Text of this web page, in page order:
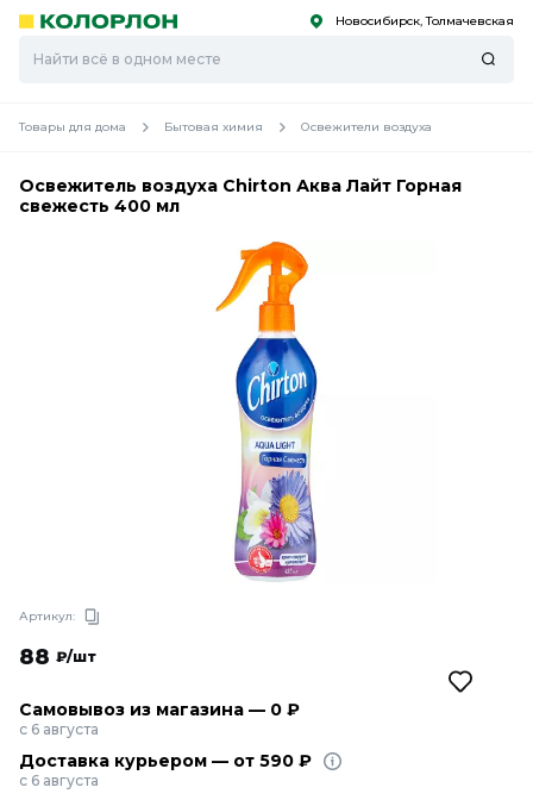
Скоро
Скоро Новосибирск, Толмачевская
Товары для дома Бытовая химия Освежители воздуха
Освежитель воздуха Chirton Аква Лайт Горная
свежесть 400 мл
Артикул:
88 ₽/шт
Самовывоз из магазина — 0 ₽
с 6 августа
Доставка курьером — от 590 ₽
с 6 августа